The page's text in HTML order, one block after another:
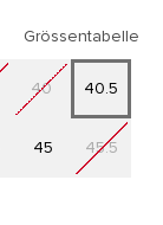
Grössentabelle
40 40.5
45 45.5